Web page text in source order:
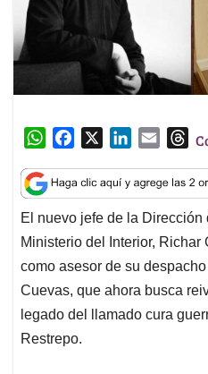
W
a
t
s
A
p
p
c
e
b
o
o
k
n
k
e
d
I
n
a
i
l
T
r
e
a
d
s
El nuevo jefe de la Dirección
Ministerio del Interior,
como asesor de su
Cuevas, que ahora busca
legado del llamado cura
Restrepo.